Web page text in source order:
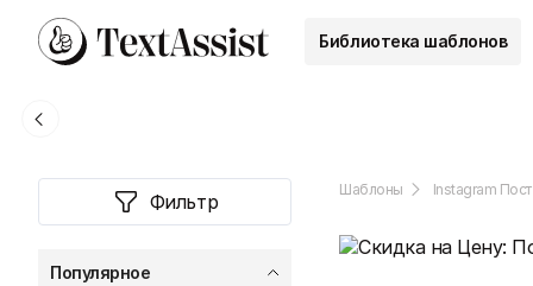
Библиотека шаблонов
Фильтр
Популярное
Шаблоны Instagram Пост